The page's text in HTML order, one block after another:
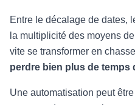
Entre le décalage de dates,
la multiplicité des moyens
vite se transformer en
perdre bien plus de temps
Une automatisation peut